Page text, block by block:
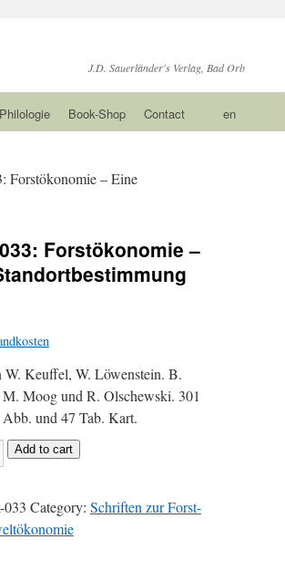
J.D. Sauerländer's Verlag, Bad Orb
Book-Shop Contact en
Forstökonomie – Eine
Forstökonomie –
W. Keuffel, W. Löwenstein. B.
Moog und R. Olschewski. 301
Abb. und 47 Tab. Kart.
Add to cart
033 Category: Schriften zur Forst-